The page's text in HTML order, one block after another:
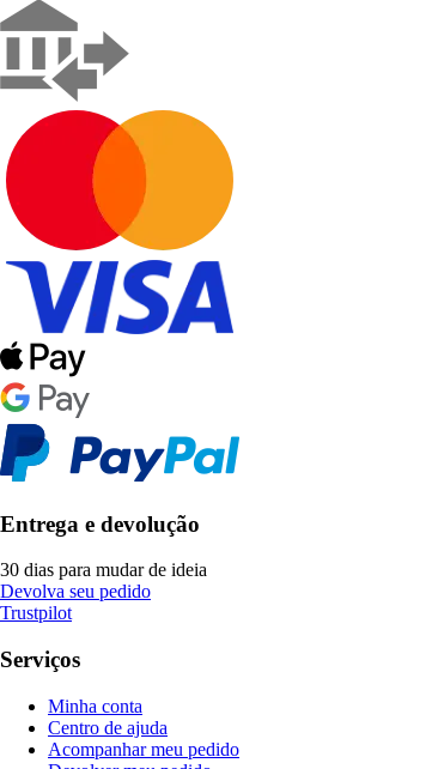
Entrega e devolução
30 dias para mudar de ideia
Devolva seu pedido
Trustpilot
Serviços
Minha conta
Centro de ajuda
Acompanhar meu pedido